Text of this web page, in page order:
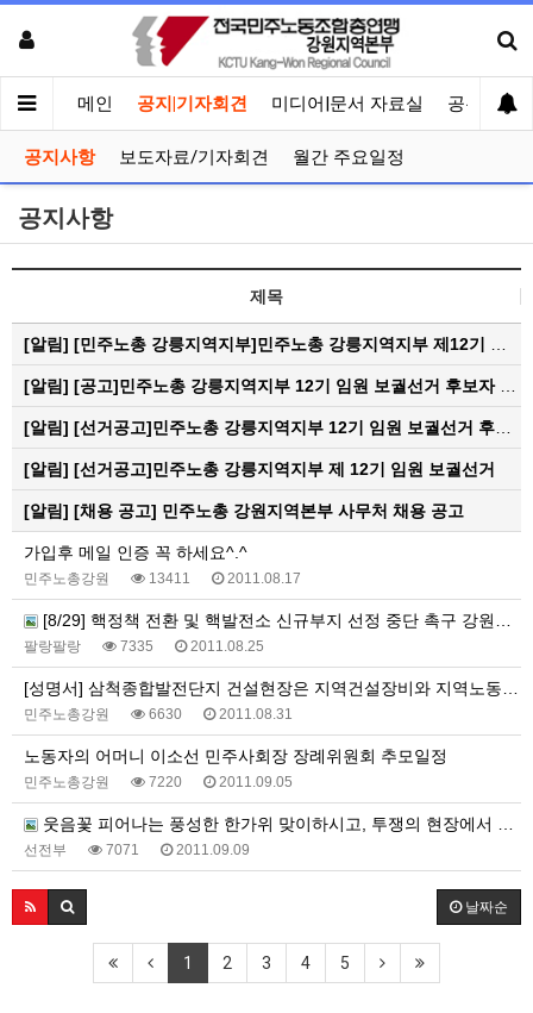
메인 공지|기자회견 미디어|문서 자료실 공유게시
공지사항 보도자료/기자회견 월간 주요일정
공지사항
제목
[알림] [민주노총 강릉지역지부]민주노총 강릉지역지부 제12기 임원 보궐선거결과 공고
[알림] [공고]민주노총 강릉지역지부 12기 임원 보궐선거 후보자 확정 공고
[알림] [선거공고]민주노총 강릉지역지부 12기 임원 보궐선거 후보 등록 기간 연장 공고
[알림] [선거공고]민주노총 강릉지역지부 제 12기 임원 보궐선거
[알림] [채용 공고] 민주노총 강원지역본부 사무처 채용 공고
가입후 메일 인증 꼭 하세요^.^
민주노총강원 13411 2011.08.17
[8/29] 핵정책 전환 및 핵발전소 신규부지 선정 중단 촉구 강원도민선언 기자회견에 많은 참여 부탁드립니다
팔랑팔랑 7335 2011.08.25
민주노총강원 6630 2011.08.31
노동자의 어머니 이소선 민주사회장 장례위원회 추모일정
민주노총강원 7220 2011.09.05
웃음꽃 피어나는 풍성한 한가위 맞이하시고, 투쟁의 현장에서 뵙겠습니다
선전부 7071 2011.09.09
날짜순
1 2 3 4 5